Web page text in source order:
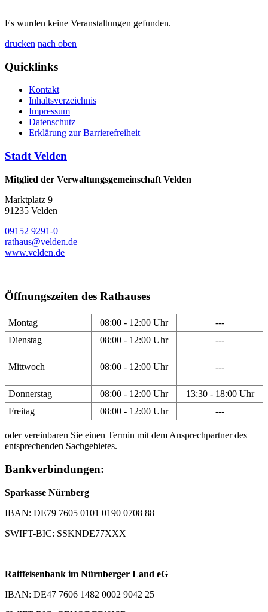
Es wurden keine Veranstaltungen gefunden.
drucken nach oben
Quicklinks
Kontakt
Inhaltsverzeichnis
Impressum
Datenschutz
Erklärung zur Barrierefreiheit
Stadt Velden
Mitglied der Verwaltungsgemeinschaft Velden
Marktplatz 9
91235 Velden
09152 9291-0
rathaus@velden.de
www.velden.de
Öffnungszeiten des Rathauses
Montag 08:00 - 12:00 Uhr
---
Dienstag
08:00 - 12:00 Uhr ---
Mittwoch 08:00 - 12:00 Uhr ---
Donnerstag 08:00 - 12:00 Uhr
13:30 - 18:00 Uhr
Freitag
08:00 - 12:00 Uhr ---
oder vereinbaren Sie einen Termin mit dem Ansprechpartner des
entsprechenden Sachgebietes.
Bankverbindungen:
Sparkasse Nürnberg
IBAN: DE79 7605 0101 0190 0708 88
SWIFT-BIC: SSKNDE77XXX
Raiffeisenbank im Nürnberger Land eG
IBAN: DE47 7606 1482 0002 9042 25